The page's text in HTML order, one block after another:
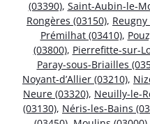
(03390), Saint-Aubin-le-
Rongères (03150), Reugny
Prémilhat (03410),
(03800), Pierrefitte-sur-
Paray-sous-Briailles
Noyant-d’Allier (03210),
Neure (03320), Neuilly-le-
(03130), Néris-les-Bains